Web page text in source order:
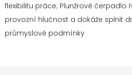
flexibilitu práce; Plunžrové čerpadlo
provozní hlučnost a dokáže splnit
průmyslové podmínky